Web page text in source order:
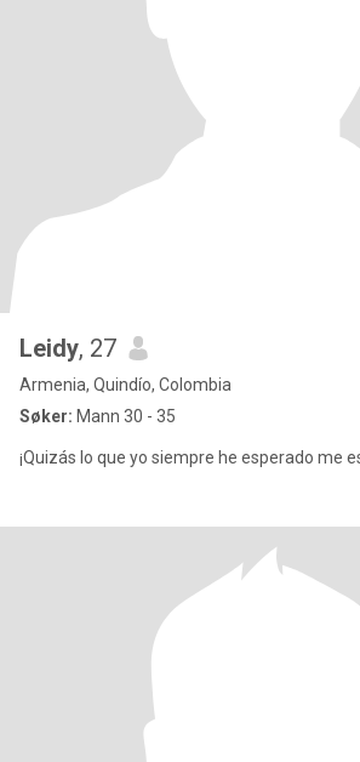
Leidy, 27
Armenia, Quindío, Colombia
Søker: Mann 30 - 35
¡Quizás lo que yo siempre he esperado me